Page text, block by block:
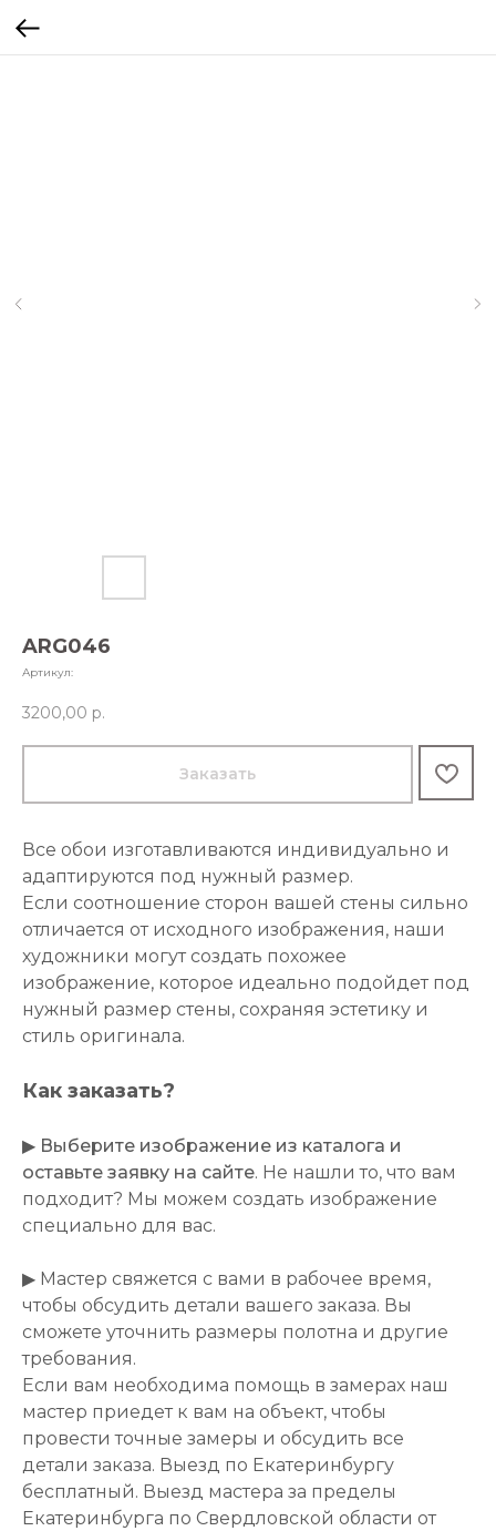
ARG046
Артикул:
3200,00 р.
Заказать
Все обои изготавливаются индивидуально и
адаптируются под нужный размер.
Если соотношение сторон вашей стены сильно
отличается от исходного изображения, наши
художники могут создать похожее
изображение, которое идеально подойдет под
нужный размер стены, сохраняя эстетику и
стиль оригинала.
Как заказать?
▶ Выберите изображение из каталога и
оставьте заявку на сайте. Не нашли то, что вам
подходит? Мы можем создать изображение
специально для вас.
▶ Мастер свяжется с вами в рабочее время,
чтобы обсудить детали вашего заказа. Вы
сможете уточнить размеры полотна и другие
требования.
Если вам необходима помощь в замерах наш
мастер приедет к вам на объект, чтобы
провести точные замеры и обсудить все
детали заказа. Выезд по Екатеринбургу
бесплатный. Выезд мастера за пределы
Екатеринбурга по Свердловской области от